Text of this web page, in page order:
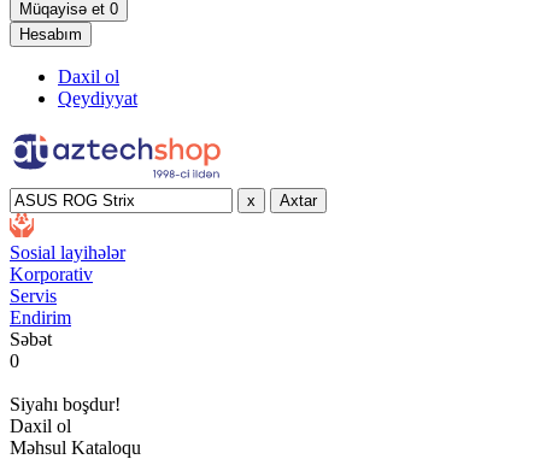
Müqayisə et 0
Hesabım
Daxil ol
Qeydiyyat
x Axtar
Sosial layihələr
Korporativ
Servis
Endirim
Səbət
0
Siyahı boşdur!
Daxil ol
Məhsul Kataloqu